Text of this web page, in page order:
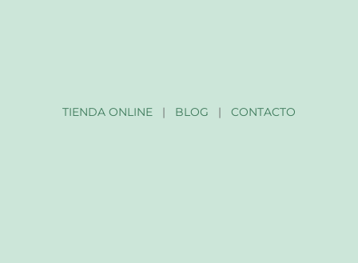
TIENDA ONLINE| BLOG | CONTACTO